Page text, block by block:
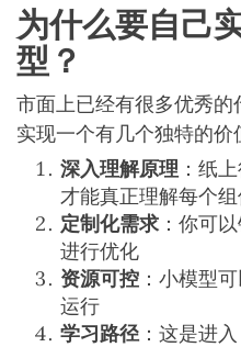
为什么要自己
型？
市面上已经有很多优秀
实现一个有几个独特的价
深入理解原理 ：纸
才能真正理解每个
定制化需求 ：你可
进行优化
资源可控 ：小模型
运行
学习路径：这是进